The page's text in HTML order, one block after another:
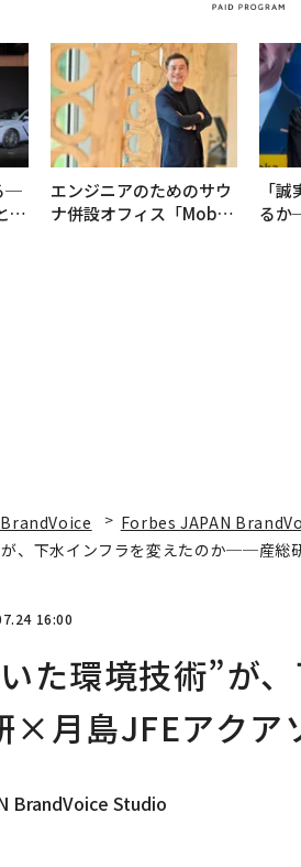
─
E
エンジニアのためのサウ
ナ併設オフィス「Mobiu
「
るか
Forbes JAPAN
が、下水インフラを変えたのか──産
16:00
た環境技術”が
月島JFEアクア
BrandVoice Studio